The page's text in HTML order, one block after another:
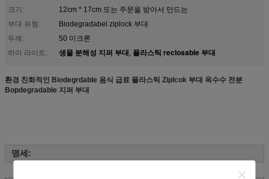
크기:
12cm * 17cm 또는 주문을 받아서 만드는
부대 유형:
Biodegradabel ziplock 부대
두께:
50 미크론
하이 라이트:
생물 분해성 지퍼 부대, 플라스틱 reclosable 부대
환경 친화적인 Biodegrdable 음식 급료 플라스틱 Ziplcok 부대 옥수수 전분
Bopdegradable 지퍼 부대
명세: